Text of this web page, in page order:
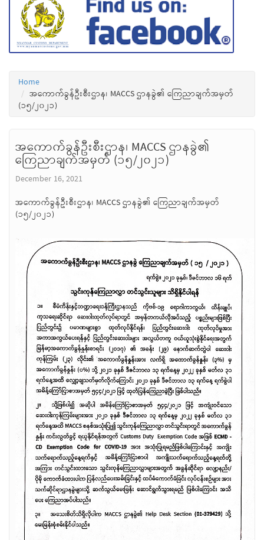
Home
အကောက်ခွန်ဦးစီးဌာန၊ MACCS ဌာနခွဲ၏ ကြေညာချက်အမှတ်
(၁၅/၂၀၂၁)
အကောက်ခွန်ဦးစီးဌာန၊ MACCS ဌာနခွဲ၏
ကြေညာချက်အမှတ် (၁၅/၂၀၂၁)
December 16, 2021
အကောက်ခွန်ဦးစီးဌာန၊ MACCS ဌာနခွဲ၏ ကြေညာချက်အမှတ်
(၁၅/၂၀၂၁)